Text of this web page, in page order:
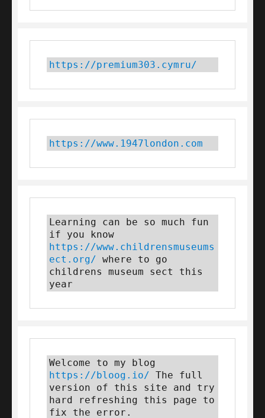
https://premium303.cymru/
https://www.1947london.com
Learning can be so much fun
https://www.childrensmuseums
ect.org/ where to go
childrens museum sect this
year
https://bloog.io/ The full
version of this site and try
hard refreshing this page to
fix the error.